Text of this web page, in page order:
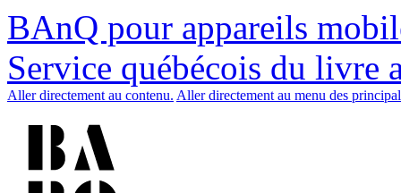
BAnQ pour appareils
Service québécois du livre
Aller directement au contenu. Aller directement au menu des